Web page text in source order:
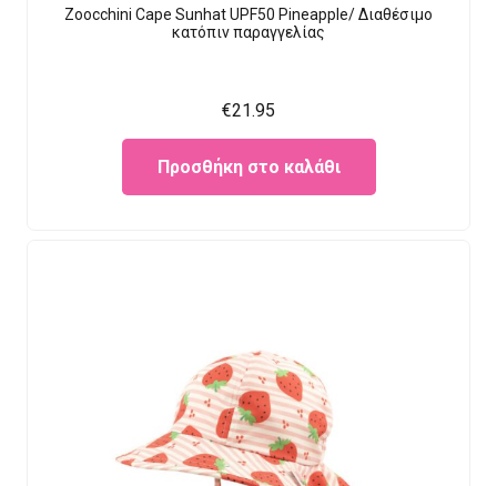
Zoocchini Cape Sunhat UPF50 Pineapple/ Διαθέσιμο
κατόπιν παραγγελίας
€21.95
Προσθήκη στο καλάθι